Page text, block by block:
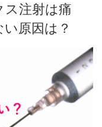
ス注射は痛
原因は？